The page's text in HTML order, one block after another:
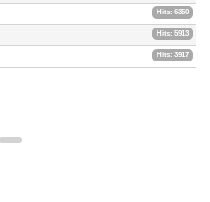
Hits: 6350
Hits: 5913
Hits: 3917